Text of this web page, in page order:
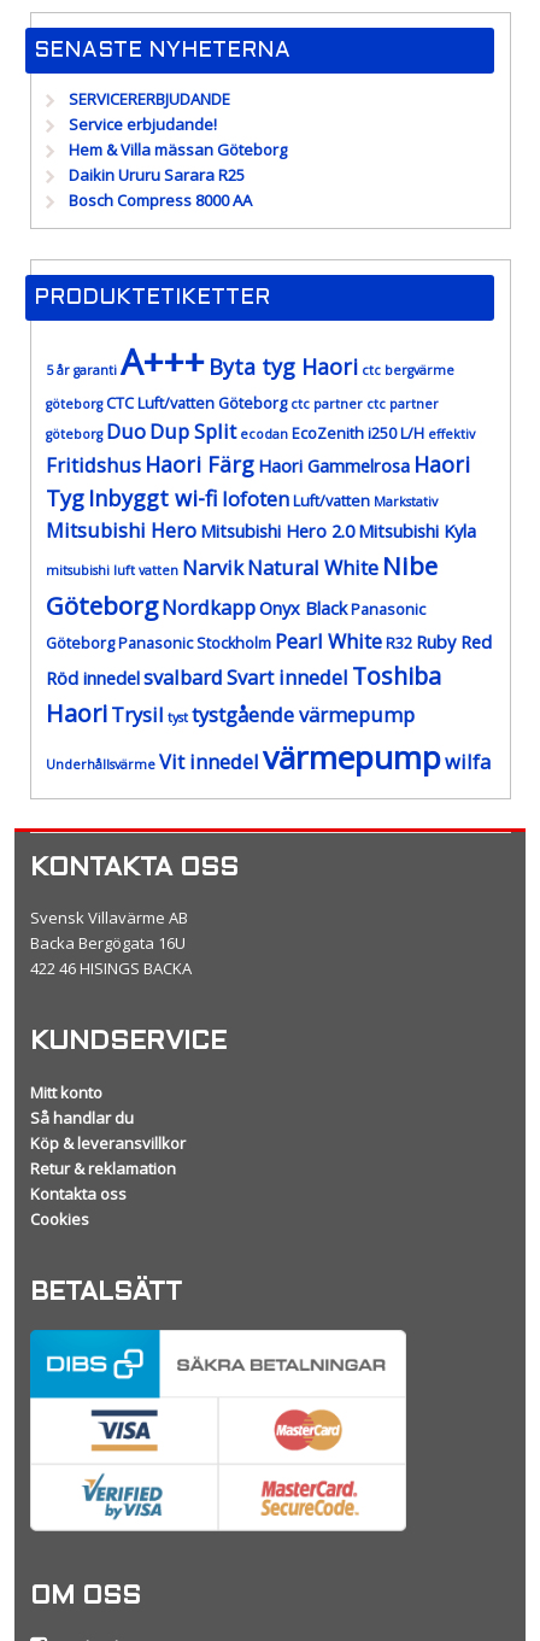
SENASTE NYHETERNA
SERVICERERBJUDANDE
Service erbjudande!
Hem & Villa mässan Göteborg
Daikin Ururu Sarara R25
Bosch Compress 8000 AA
PRODUKTETIKETTER
5 år garanti A+++ Byta tyg Haori ctc bergvärme
göteborg CTC Luft/vatten Göteborg ctc partner ctc partner
göteborg DuoDup Split ecodan EcoZenith i250 L/H effektiv
Fritidshus Haori Färg Haori Gammelrosa Haori
Tyg Inbyggt wi-fi lofotenLuft/vatten Markstativ
Mitsubishi Hero Mitsubishi Hero 2.0 Mitsubishi Kyla
mitsubishi luft vatten NarvikNatural White Nibe
GöteborgNordkappOnyx BlackPanasonic
GöteborgPanasonic Stockholm Pearl WhiteR32 Ruby Red
Röd innedelsvalbardSvart innedel Toshiba
HaoriTrysil tyst tystgående värmepump
Underhållsvärme Vit innedelvärmepumpwilfa
KONTAKTA OSS
Svensk Villavärme AB
Backa Bergögata 16U
422 46 HISINGS BACKA
KUNDSERVICE
Mitt konto
Så handlar du
Köp & leveransvillkor
Retur & reklamation
Kontakta oss
Cookies
BETALSÄTT
OM OSS